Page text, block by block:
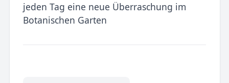
jeden Tag eine neue Überraschung im
Botanischen Garten